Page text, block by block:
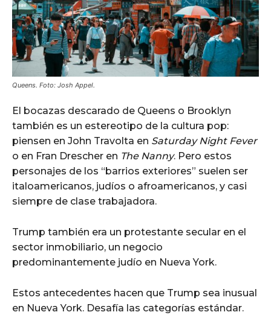
Queens. Foto: Josh Appel.
El bocazas descarado de Queens o Brooklyn
también es un estereotipo de la cultura pop:
piensen en John Travolta en Saturday Night Fever
o en Fran Drescher en The Nanny. Pero estos
personajes de los “barrios exteriores” suelen ser
italoamericanos, judíos o afroamericanos, y casi
siempre de clase trabajadora.
Trump también era un protestante secular en el
sector inmobiliario, un negocio
predominantemente judío en Nueva York.
Estos antecedentes hacen que Trump sea inusual
en Nueva York. Desafía las categorías estándar.